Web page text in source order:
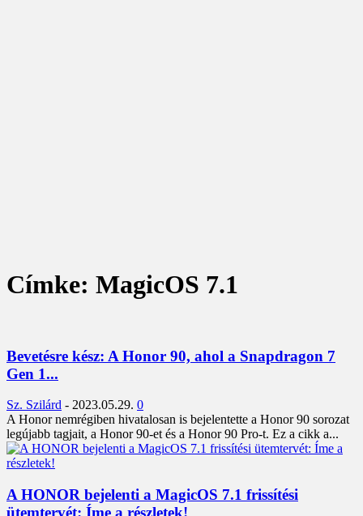
Címke: MagicOS 7.1
Bevetésre kész: A Honor 90, ahol a Snapdragon 7
Gen 1...
Sz. Szilárd - 2023.05.29. 0
A Honor nemrégiben hivatalosan is bejelentette a Honor 90 sorozat
legújabb tagjait, a Honor 90-et és a Honor 90 Pro-t. Ez a cikk a...
A HONOR bejelenti a MagicOS 7.1 frissítési
ütemtervét: Íme a részletek!